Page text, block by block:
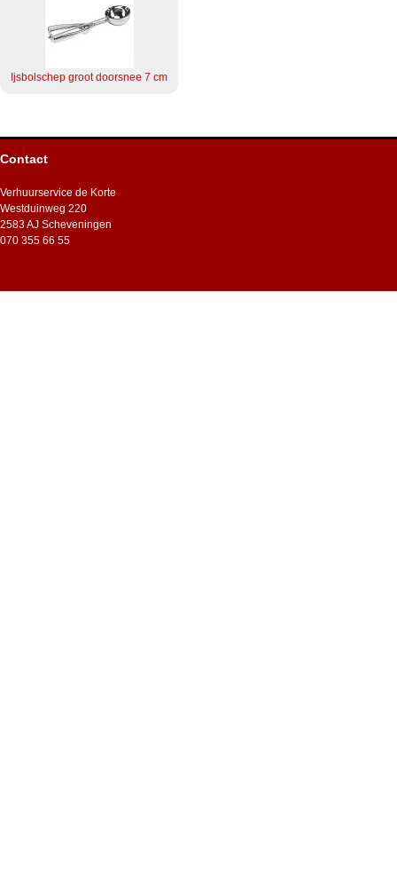
Ijsbolschep groot doorsnee 7 cm
Contact
Verhuurservice de Korte
Westduinweg 220
2583 AJ Scheveningen
070 355 66 55